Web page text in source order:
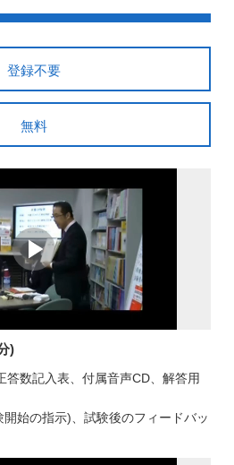
登録不要
無料
)
答数記入表、付属音声CD、解答用
開始の指示)、試験後のフィードバッ